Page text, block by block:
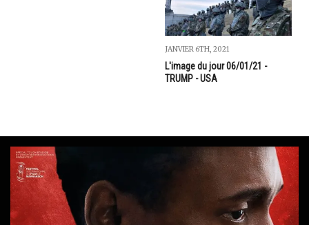
JANVIER 6TH, 2021
L'image du jour 06/01/21 -
TRUMP - USA